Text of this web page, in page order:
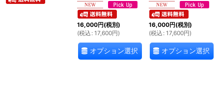
16,000円(税別)
(税込 : 17,600円)
オプション選択
16,000円(税別)
(税込 : 17,600円)
オプション選択